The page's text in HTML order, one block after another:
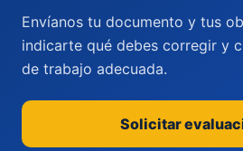
Envíanos tu documento y tus
indicarte qué debes corregir y
de trabajo adecuada.
Solicitar